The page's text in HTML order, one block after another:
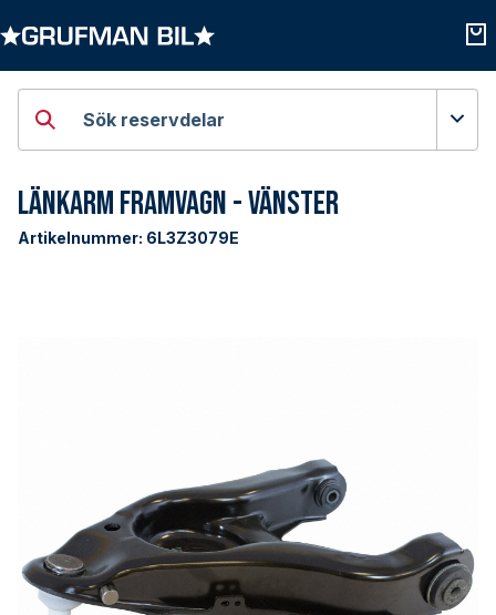
Sök reservdelar
Länkarm Framvagn - Vänster
Artikelnummer: 6L3Z3079E